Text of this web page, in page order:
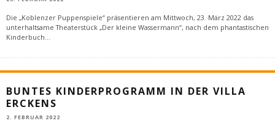
Die „Koblenzer Puppenspiele“ präsentieren am Mittwoch, 23. März 2022 das
unterhaltsame Theaterstück „Der kleine Wassermann“, nach dem phantastischen
Kinderbuch
BUNTES KINDERPROGRAMM IN DER VILLA
ERCKENS
2. FEBRUAR 2022